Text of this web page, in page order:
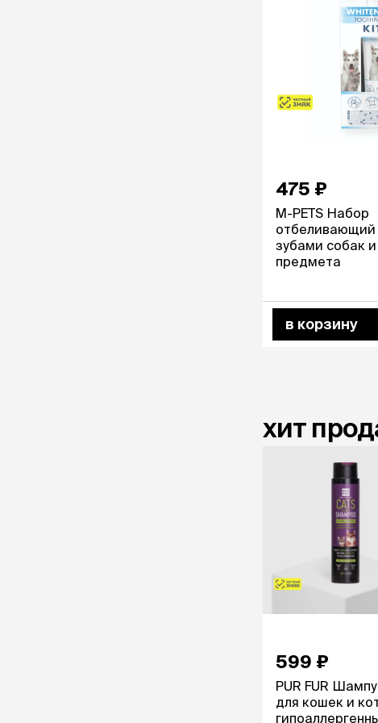
475 ₽
M-PETS Набор
отбеливающий
зубами собак
предмета
в корзину
хит
599 ₽
PUR FUR
для кошек и